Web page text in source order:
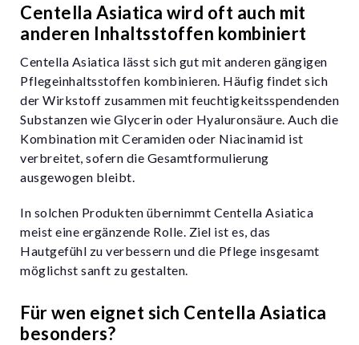
Centella Asiatica wird oft auch mit
anderen Inhaltsstoffen kombiniert
Centella Asiatica lässt sich gut mit anderen gängigen
Pflegeinhaltsstoffen kombinieren. Häufig findet sich
der Wirkstoff zusammen mit feuchtigkeitsspendenden
Substanzen wie Glycerin oder Hyaluronsäure. Auch die
Kombination mit Ceramiden oder Niacinamid ist
verbreitet, sofern die Gesamtformulierung
ausgewogen bleibt.
In solchen Produkten übernimmt Centella Asiatica
meist eine ergänzende Rolle. Ziel ist es, das
Hautgefühl zu verbessern und die Pflege insgesamt
möglichst sanft zu gestalten.
Für wen eignet sich Centella Asiatica
besonders?